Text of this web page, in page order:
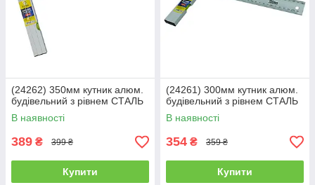
(24262) 350мм кутник алюм.
будівельний з рівнем СТАЛЬ
В наявності
389 ₴ 399 ₴
Купити
(24261) 300мм кутник алюм.
будівельний з рівнем СТАЛЬ
В наявності
354 ₴ 359 ₴
Купити